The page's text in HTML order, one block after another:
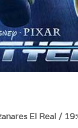
El Real /